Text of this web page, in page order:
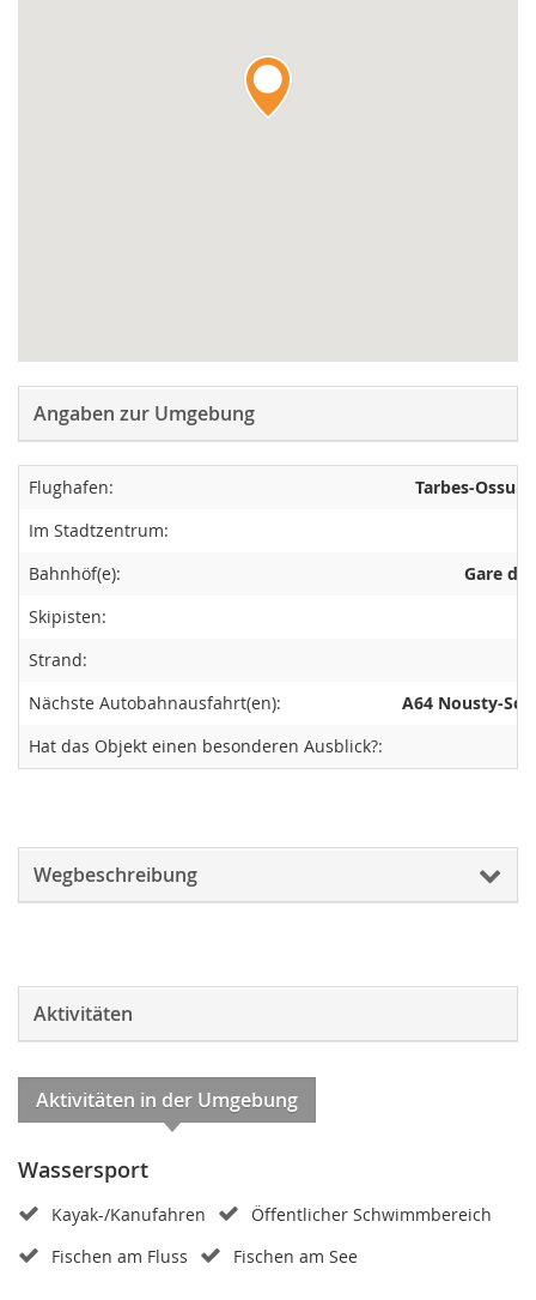
Angaben zur Umgebung
Flughafen:
Tarbes-
Im Stadtzentrum:
Bahnhöf(e):
Gare de
Skipisten:
Strand:
Nächste Autobahnausfahrt(en):
A64 Nousty-
Hat das Objekt einen besonderen Ausblick?:
Wegbeschreibung
Aktivitäten
Aktivitäten in der Umgebung
Wassersport
Kayak-/Kanufahren
Öffentlicher Schwimmbereich
Fischen am Fluss
Fischen am See